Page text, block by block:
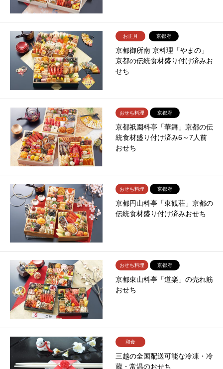
お正月 京都府
京都御所南 京料理「やまの」
京都の伝統食材盛り付け済みお
せち
おせち料理 京都府
京都祇園料亭「華舞」京都の伝
統食材盛り付け済み6～7人前
おせち
おせち料理 京都府
京都円山料亭「東観荘」京都の
伝統食材盛り付け済みおせち
おせち料理 京都府
京都東山料亭「道楽」の売れ筋
おせち
和食
三越の全国配送可能な冷凍・冷
蔵・常温のおせち